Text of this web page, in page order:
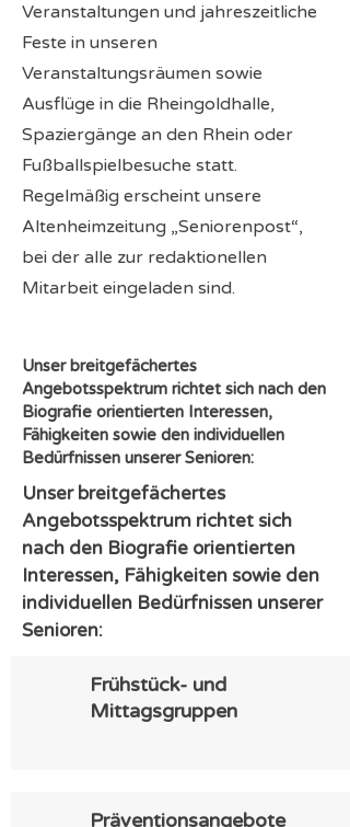
Veranstaltungen und jahreszeitliche
Feste in unseren
Veranstaltungsräumen sowie
Ausflüge in die Rheingoldhalle,
Spaziergänge an den Rhein oder
Fußballspielbesuche statt.
Regelmäßig erscheint unsere
Altenheimzeitung „Seniorenpost“,
bei der alle zur redaktionellen
Mitarbeit eingeladen sind.
Unser breitgefächertes
Angebotsspektrum richtet sich nach den
Biografie orientierten Interessen,
Fähigkeiten sowie den individuellen
Bedürfnissen unserer Senioren:
Unser breitgefächertes
Angebotsspektrum richtet sich
nach den Biografie orientierten
Interessen, Fähigkeiten sowie den
individuellen Bedürfnissen unserer
Senioren:
Frühstück- und
Mittagsgruppen
Präventionsangebote